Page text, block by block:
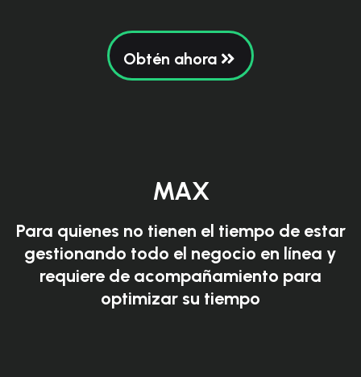
Obtén ahora
MAX
Para quienes no tienen el tiempo de estar
gestionando todo el negocio en línea y
requiere de acompañamiento para
optimizar su tiempo